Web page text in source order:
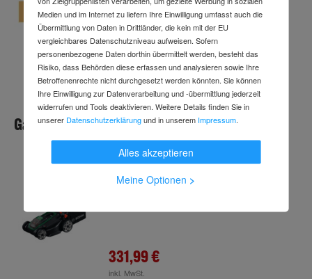
191,99 €
inkl. MwSt.
GaLa
Art.-Nr.59974046
331,99 €
inkl. MwSt.
Medien und im Internet zu liefern Ihre Einwilligung umfasst auch die
Übermittlung von Daten in Drittländer, die kein mit der EU
vergleichbares Datenschutzniveau aufweisen. Sofern
personenbezogene Daten dorthin übermittelt werden, besteht das
Risiko, dass Behörden diese erfassen und analysieren sowie Ihre
Betroffenenrechte nicht durchgesetzt werden könnten. Sie können
Ihre Einwilligung zur Datenverarbeitung und -übermittlung jederzeit
widerrufen und Tools deaktivieren. Weitere Details finden Sie in
unserer Datenschutzerklärungund in unserem Impressum.
Alles akzeptieren
Meine Optionen >